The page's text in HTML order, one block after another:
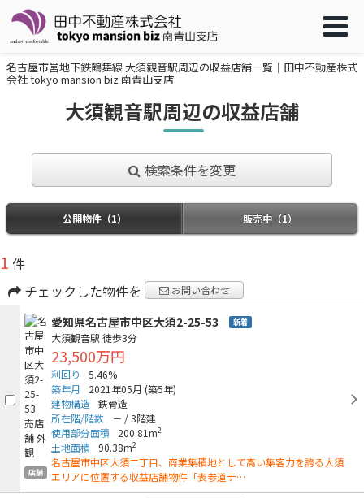
名古屋市営地下鉄鶴舞線 大須観音駅周辺の収益店舗一覧｜田中不動産株式
会社 tokyo mansion biz 南青山支店
大須観音駅周辺の収益店舗
検索条件を変更
公開物件（1） 販売中（1）
1 件
チェックした物件を
お問い合わせ
店舗
愛知県名古屋市中区大須2-25-53 新着
大須観音駅 徒歩3分
23,500万円
利回り
5.46%
築年月
2021年05月 (築5年)
建物構造 鉄骨造
所在階/階数
－ /3階建
使用部分面積
200.81m2
土地面積 90.38m2
名古屋市中区大須二丁目、商業集積地として高い集客力を誇る大須
エリアに位置する収益店舗物件「表参道テ…